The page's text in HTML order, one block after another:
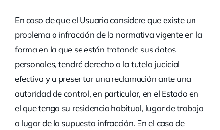
En caso de que el Usuario considere que existe un
problema o infracción de la normativa vigente en la
forma en la que se están tratando sus datos
personales, tendrá derecho a la tutela judicial
efectiva y a presentar una reclamación ante una
autoridad de control, en particular, en el Estado en
el que tenga su residencia habitual, lugar de trabajo
o lugar de la supuesta infracción. En el caso de